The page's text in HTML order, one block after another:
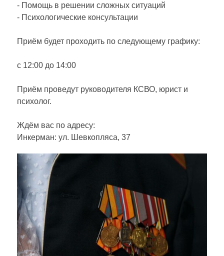
- Помощь в решении сложных ситуаций
- Психологические консультации
Приём будет проходить по следующему графику:
с 12:00 до 14:00
Приём проведут руководителя КСВО, юрист и
психолог.
Ждём вас по адресу:
Инкерман: ул. Шевкопляса, 37